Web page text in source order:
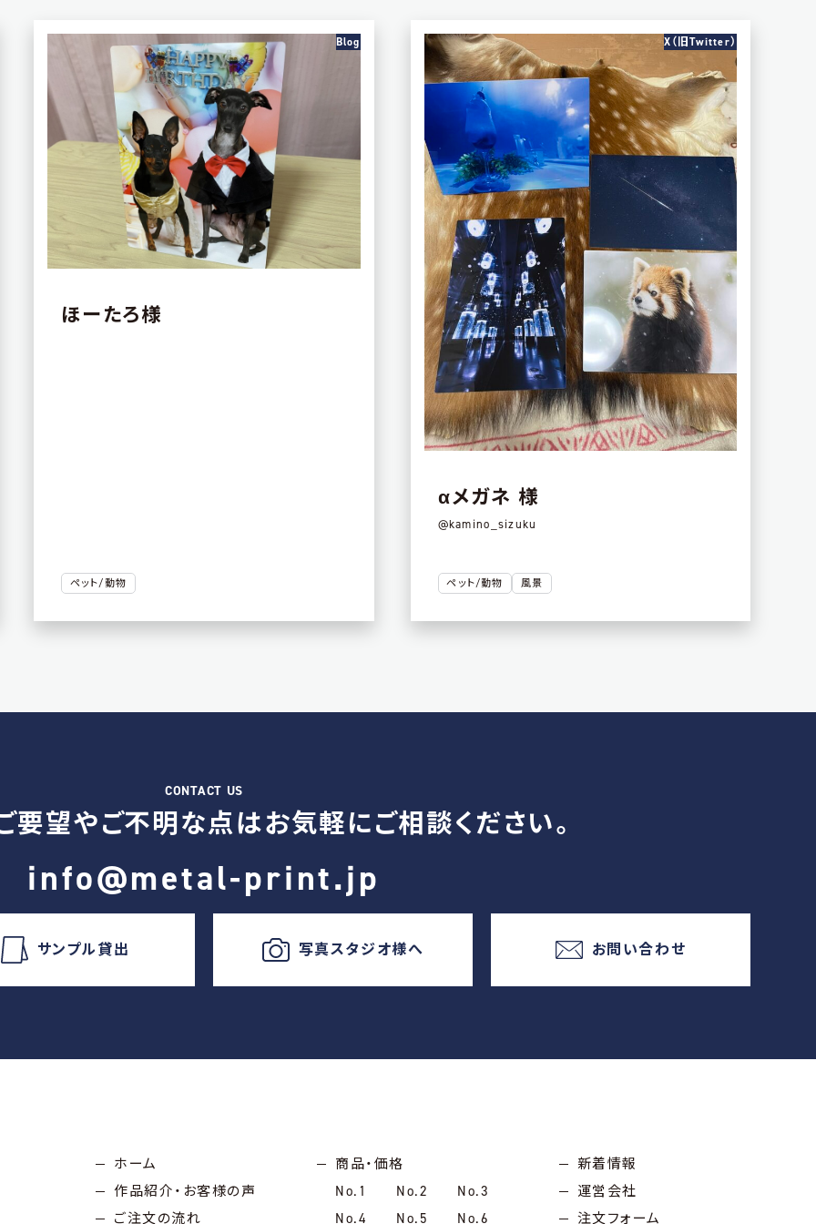
Blog
ほーたろ様
ペット/動物
X（旧Twitter）
αメガネ 様
@kamino_sizuku
ペット/動物 風景
要望やご不明な点はお気軽にご相談ください。
info@metal-print.jp
サンプル貸出 写真スタジオ様へ お問い合わせ
ホーム
作品紹介・お客様の声
ご注文の流れ
商品・価格
No.1
No.2
No.3
No.4
No.5 No.6
新着情報
運営会社
注文フォーム